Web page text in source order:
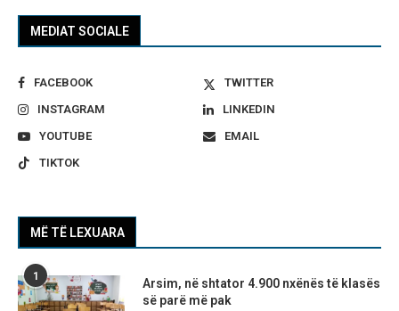
MEDIAT SOCIALE
FACEBOOK
TWITTER
INSTAGRAM
LINKEDIN
YOUTUBE
EMAIL
TIKTOK
MË TË LEXUARA
1
Arsim, në shtator 4.900 nxënës të klasës
së parë më pak